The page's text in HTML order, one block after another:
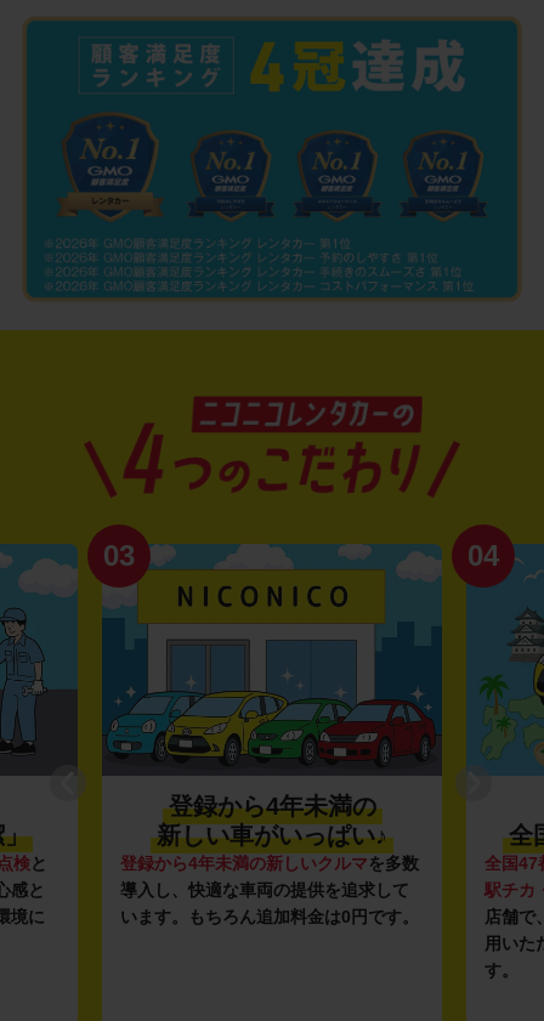
」
検と
感と
境に
03
登録から4年未満の
新しい車がいっぱい♪
登録から4年未満の新しいクルマを多数
導入し、快適な車両の提供を追求して
います。もちろん追加料金は0円です。
04
全
全国47
駅チカ
店舗で
用いた
す。